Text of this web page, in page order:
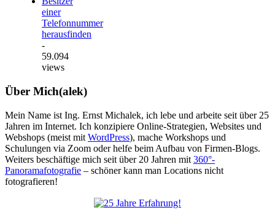
einer
Telefonnummer
herausfinden
-
59.094
views
Über Mich(alek)
Mein Name ist Ing. Ernst Michalek, ich lebe und arbeite seit über 25
Jahren im Internet. Ich konzipiere Online-Strategien, Websites und
Webshops (meist mit WordPress), mache Workshops und
Schulungen via Zoom oder helfe beim Aufbau von Firmen-Blogs.
Weiters beschäftige mich seit über 20 Jahren mit 360°-
Panoramafotografie – schöner kann man Locations nicht
fotografieren!